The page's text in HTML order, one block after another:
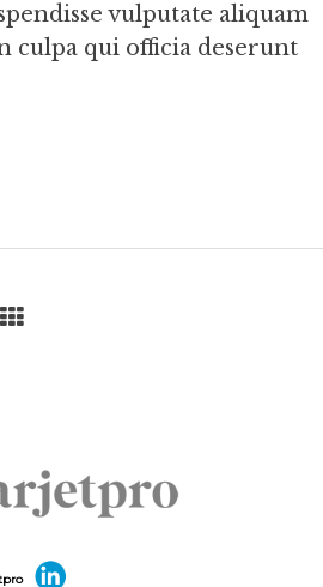
vulputate aliquam
culpa qui officia deserunt